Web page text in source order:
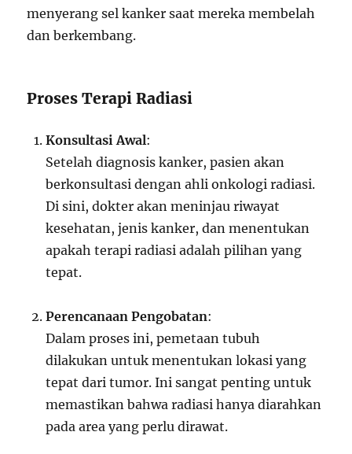
menyerang sel kanker saat mereka membelah
dan berkembang.
Proses Terapi Radiasi
Konsultasi Awal:
Setelah diagnosis kanker, pasien akan
berkonsultasi dengan ahli onkologi radiasi.
Di sini, dokter akan meninjau riwayat
kesehatan, jenis kanker, dan menentukan
apakah terapi radiasi adalah pilihan yang
tepat.
Perencanaan Pengobatan:
Dalam proses ini, pemetaan tubuh
dilakukan untuk menentukan lokasi yang
tepat dari tumor. Ini sangat penting untuk
memastikan bahwa radiasi hanya diarahkan
pada area yang perlu dirawat.